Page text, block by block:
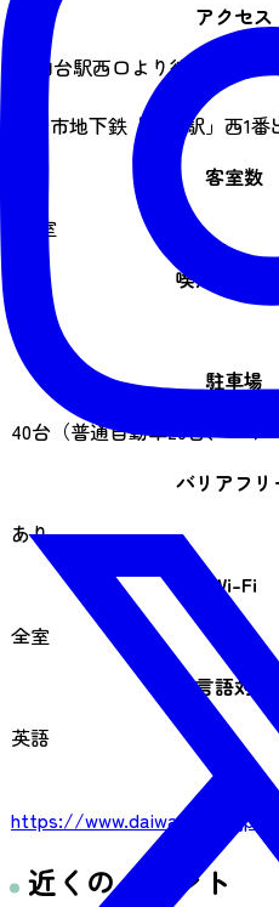
アクセス
JR仙台駅西口より徒歩約5分
仙台市地下鉄「仙台駅」西1
客室数
183室
喫煙スペース
あり
駐車場
40台（普通自動車20台、ハイ
バリアフリ
あり
Wi-Fi
全室
言語対応
英語
https://www.daiwaroynet.jp/
近くのイベント